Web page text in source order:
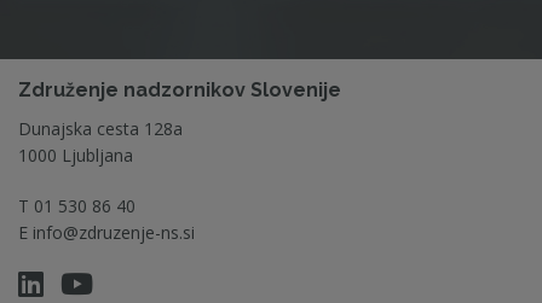
Združenje nadzornikov Slovenije
Dunajska cesta 128a
1000 Ljubljana
T 01 530 86 40
E info@zdruzenje-ns.si